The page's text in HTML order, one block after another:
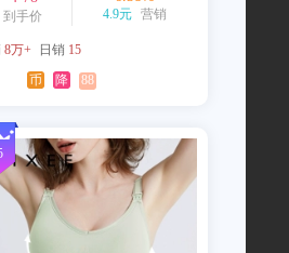
到手价 4.9元 营销
8万+ 日销 15
币
降 88